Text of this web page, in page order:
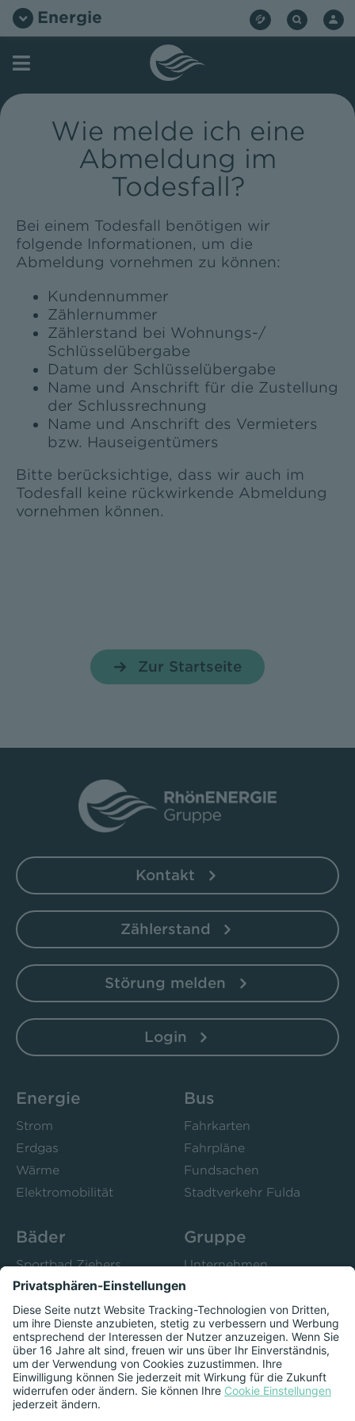
Zum
InhaltEnergie
Wie melde ich eine
Abmeldung im
Todesfall?
Bei einem Todesfall benötigen wir
folgende Informationen, um die
Abmeldung vornehmen zu können:
Kundennummer
Zählernummer
Zählerstand bei Wohnungs-/
Schlüsselübergabe
Datum der Schlüsselübergabe
Name und Anschrift für die Zustellung
der Schlussrechnung
Name und Anschrift des Vermieters
bzw. Hauseigentümers
Bitte berücksichtige, dass wir auch im
Todesfall keine rückwirkende Abmeldung
vornehmen können.
Zur Startseite
Kontakt
Zählerstand
Störung melden
Login
Energie
Strom
Erdgas
Wärme
Elektromobilität
Bus
Fahrkarten
Fahrpläne
Fundsachen
Stadtverkehr Fulda
Bäder
Sportbad Ziehers
Freibad Rosenau
Stadtbad Esperanto
Kurse
Gruppe
Unternehmen
Bistro 52
Presse
Herzschlag
Datenschutzeinstellungen anzeigen